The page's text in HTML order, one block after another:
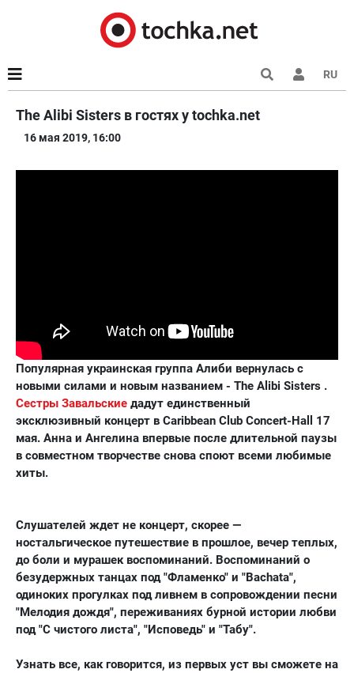
RU
The Alibi Sisters в гостях у tochka.net
16 мая 2019, 16:00
Популярная украинская группа Алиби вернулась с
новыми силами и новым названием - The Alibi Sisters .
Сестры Завальские дадут единственный
эксклюзивный концерт в Caribbean Club Concert-Hall 17
мая. Анна и Ангелина впервые после длительной паузы
в совместном творчестве снова споют всеми любимые
хиты.
Слушателей ждет не концерт, скорее —
ностальгическое путешествие в прошлое, вечер теплых,
до боли и мурашек воспоминаний. Воспоминаний о
безудержных танцах под "Фламенко" и "Bachata",
одиноких прогулках под ливнем в сопровождении песни
"Мелодия дождя", переживаниях бурной истории любви
под "С чистого листа", "Исповедь" и "Табу".
Узнать все, как говорится, из первых уст вы сможете на